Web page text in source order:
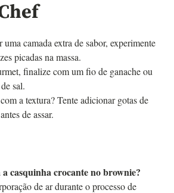
camada extra de sabor, experimente
picadas na massa.
finalize com um fio de ganache ou
sal.
a textura? Tente adicionar gotas de
de assar.
casquinha crocante no brownie?
de ar durante o processo de